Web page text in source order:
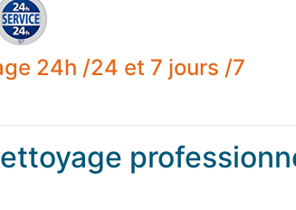
24h /24 et 7 jours /7